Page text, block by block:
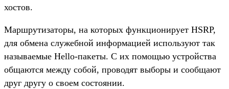
хос­тов.
Мар­шру­тиза­торы, на которых фун­кци­они­рует HSRP,
для обме­на слу­жеб­ной информа­цией исполь­зуют так
называ­емые Hello-пакеты. С их помощью устрой­ства
обща­ются меж­ду собой, про­водят выборы и сооб­щают
друг дру­гу о сво­ем сос­тоянии.